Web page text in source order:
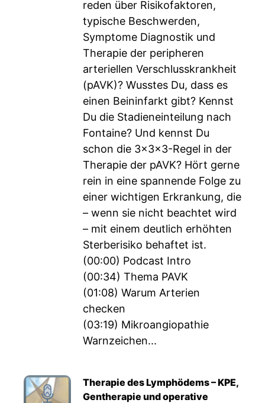
reden über Risikofaktoren,
typische Beschwerden,
Symptome Diagnostik und
Therapie der peripheren
arteriellen Verschlusskrankheit
(pAVK)? Wusstes Du, dass es
einen Beininfarkt gibt? Kennst
Du die Stadieneinteilung nach
Fontaine? Und kennst Du
schon die 3x3x3-Regel in der
Therapie der pAVK? Hört gerne
rein in eine spannende Folge zu
einer wichtigen Erkrankung, die
– wenn sie nicht beachtet wird
– mit einem deutlich erhöhten
Sterberisiko behaftet ist.
(00:00) Podcast Intro
(00:34) Thema PAVK
(01:08) Warum Arterien
checken
(03:19) Mikroangiopathie
Warnzeichen...
Therapie des Lymphödems – KPE,
Gentherapie und operative